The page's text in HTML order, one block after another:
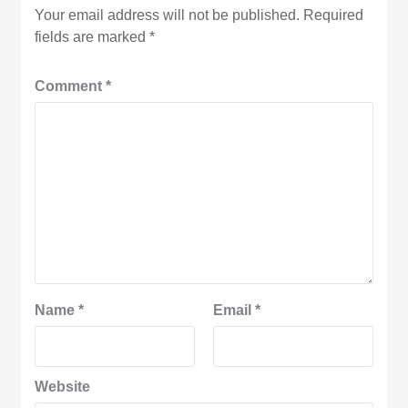
Your email address will not be published. Required
fields are marked*
Comment*
Name* Email *
Website